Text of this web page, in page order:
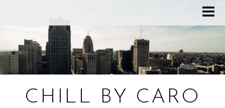
CHILL BY CARO